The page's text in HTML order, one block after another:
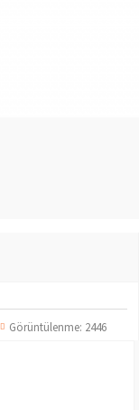
Görüntülenme: 2446